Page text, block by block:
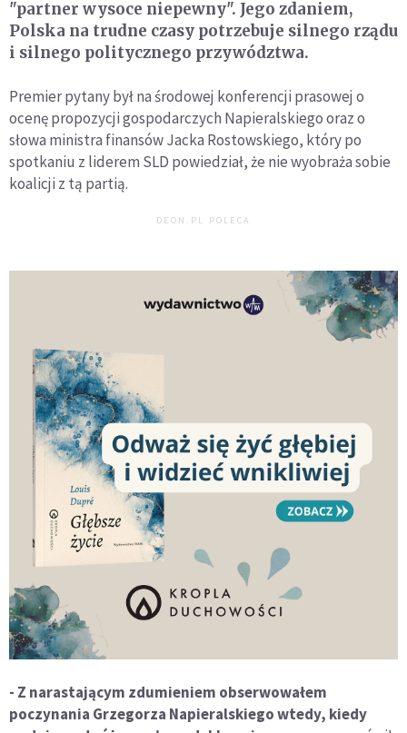
"partner wysoce niepewny". Jego zdaniem,
Polska na trudne czasy potrzebuje silnego rządu
i silnego politycznego przywództwa.
Premier pytany był na środowej konferencji prasowej o
ocenę propozycji gospodarczych Napieralskiego oraz o
słowa ministra finansów Jacka Rostowskiego, który po
spotkaniu z liderem SLD powiedział, że nie wyobraża sobie
koalicji z tą partią.
DEON.PL POLECA
- Z narastającym zdumieniem obserwowałem
poczynania Grzegorza Napieralskiego wtedy, kiedy